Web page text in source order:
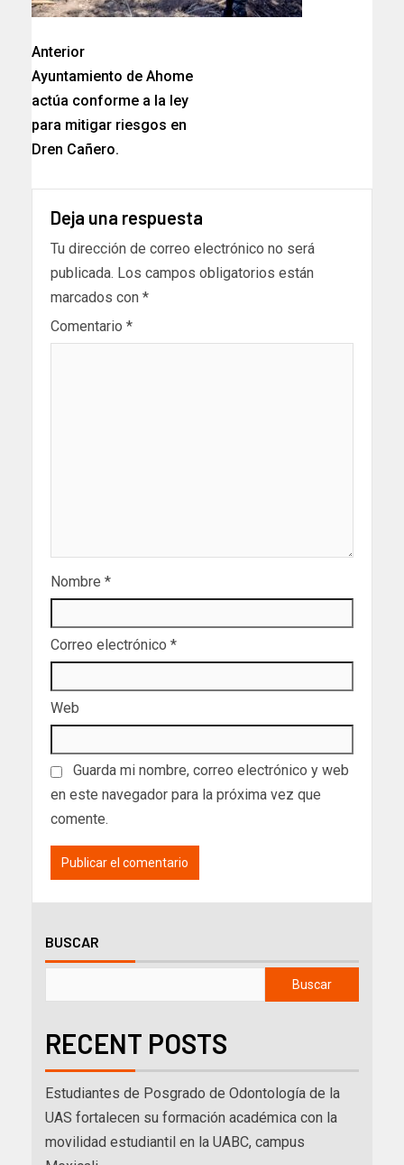
Anterior
Ayuntamiento de Ahome
actúa conforme a la ley
para mitigar riesgos en
Dren Cañero.
Deja una respuesta
Tu dirección de correo electrónico no será
publicada. Los campos obligatorios están
marcados con *
Comentario *
Nombre *
Correo electrónico *
Web
Guarda mi nombre, correo electrónico y web
en este navegador para la próxima vez que
comente.
BUSCAR
Buscar
RECENT POSTS
Estudiantes de Posgrado de Odontología de la
UAS fortalecen su formación académica con la
movilidad estudiantil en la UABC, campus